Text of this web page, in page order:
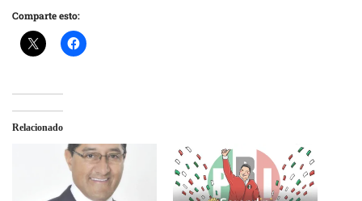
Comparte esto:
Relacionado